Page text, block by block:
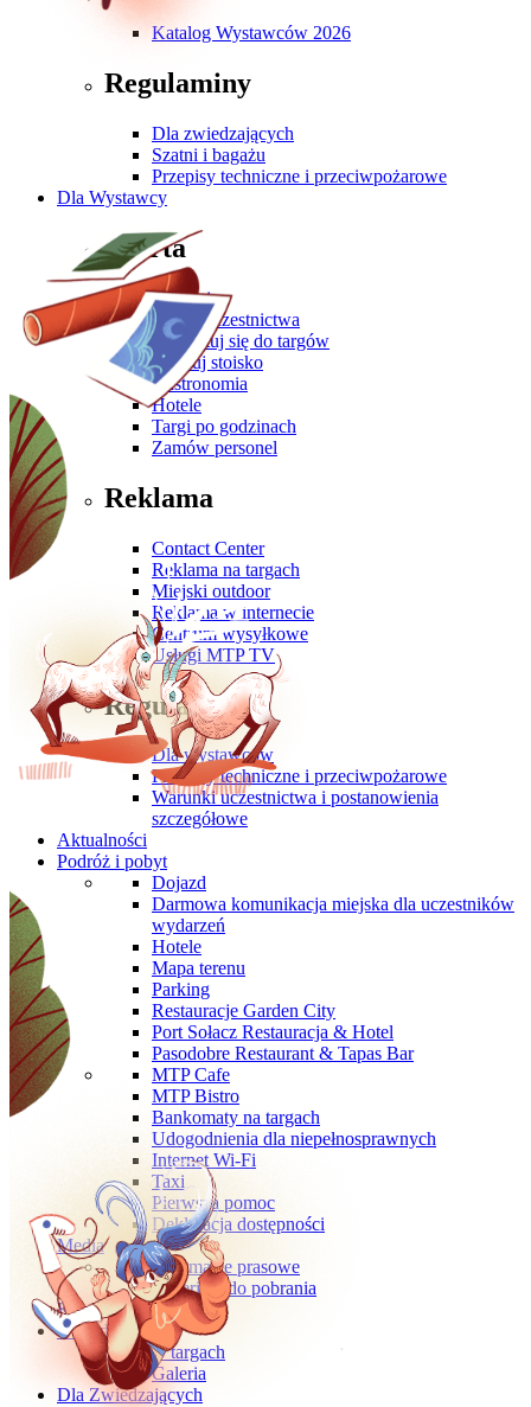
Katalog Wystawców 2026
Regulaminy
Dla zwiedzających
Szatni i bagażu
Przepisy techniczne i przeciwpożarowe
Dla Wystawcy
Oferta
Zgłoś się
Oferta uczestnictwa
Przygotuj się do targów
Zbuduj stoisko
Gastronomia
Hotele
Targi po godzinach
Zamów personel
Reklama
Contact Center
Reklama na targach
Miejski outdoor
Reklama w internecie
Centrum wysyłkowe
Usługi MTP TV
Regulaminy
Dla wystawców
Przepisy techniczne i przeciwpożarowe
Warunki uczestnictwa i postanowienia
szczegółowe
Aktualności
Podróż i pobyt
Dojazd
Darmowa komunikacja miejska dla uczestników
wydarzeń
Hotele
Mapa terenu
Parking
Restauracje Garden City
Port Sołacz Restauracja & Hotel
Pasodobre Restaurant & Tapas Bar
MTP Cafe
MTP Bistro
Bankomaty na targach
Udogodnienia dla niepełnosprawnych
Internet Wi-Fi
Taxi
Pierwsza pomoc
Deklaracja dostępności
Media
Informacje prasowe
Materiały do pobrania
Kontakt
O wydarzeniu
O targach
Galeria
Dla Zwiedzających